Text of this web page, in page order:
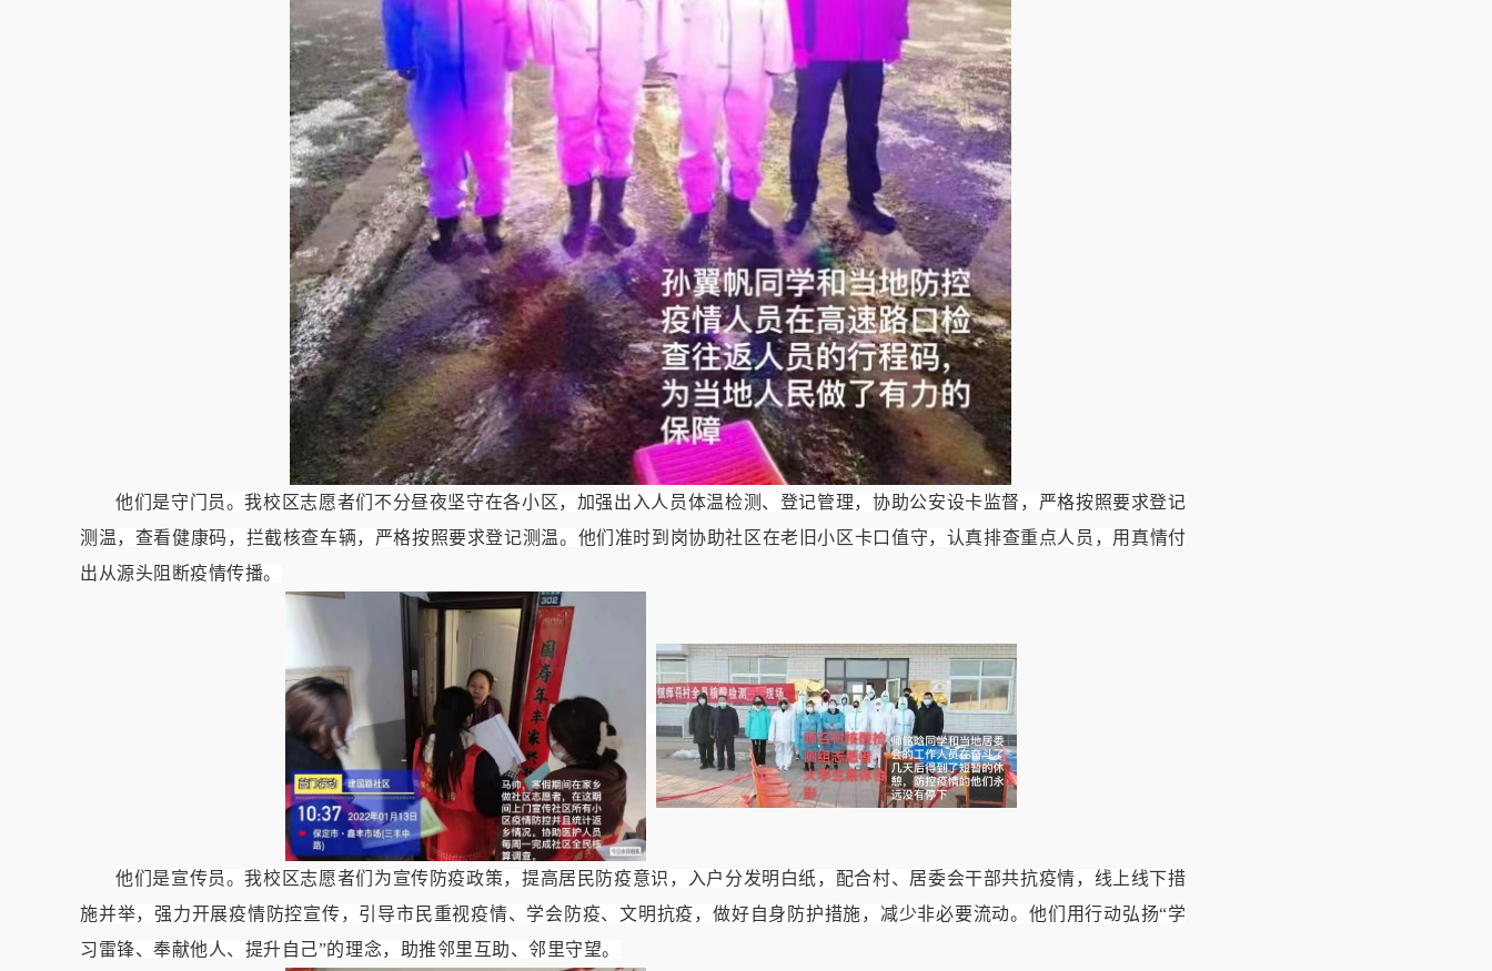
他们是守门员。我校区志愿者们不分昼夜坚守在各小区，加强出入人员体温检测、登记管理，协助公安设卡监督，严格按照要求登记
测温，查看健康码，拦截核查车辆，严格按照要求登记测温。他们准时到岗协助社区在老旧小区卡口值守，认真排查重点人员，用真情付
出从源头阻断疫情传播。
他们是宣传员。我校区志愿者们为宣传防疫政策，提高居民防疫意识，入户分发明白纸，配合村、居委会干部共抗疫情，线上线下措
施并举，强力开展疫情防控宣传，引导市民重视疫情、学会防疫、文明抗疫，做好自身防护措施，减少非必要流动。他们用行动弘扬“学
习雷锋、奉献他人、提升自己”的理念，助推邻里互助、邻里守望。